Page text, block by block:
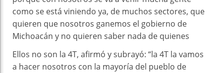
como se está viniendo ya, de muchos sectores, que
quieren que nosotros ganemos el gobierno de
Michoacán y no quieren saber nada de quienes
Ellos no son la 4T, afirmó y subrayó: “la 4T la vamos
a hacer nosotros con la mayoría del pueblo de